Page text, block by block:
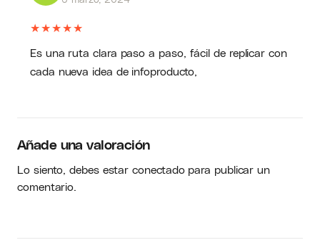
★★★★★
Es una ruta clara paso a paso, fácil de replicar con
cada nueva idea de infoproducto,
Añade una valoración
Lo siento, debes estarconectadopara publicar un
comentario.